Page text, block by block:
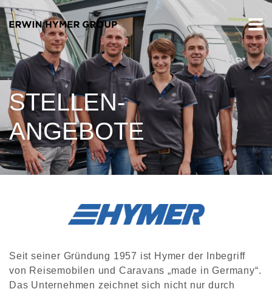
STELLEN-
ANGEBOTE
Seit seiner Gründung 1957 ist Hymer der Inbegriff
von Reisemobilen und Caravans „made in Germany“.
Das Unternehmen zeichnet sich nicht nur durch